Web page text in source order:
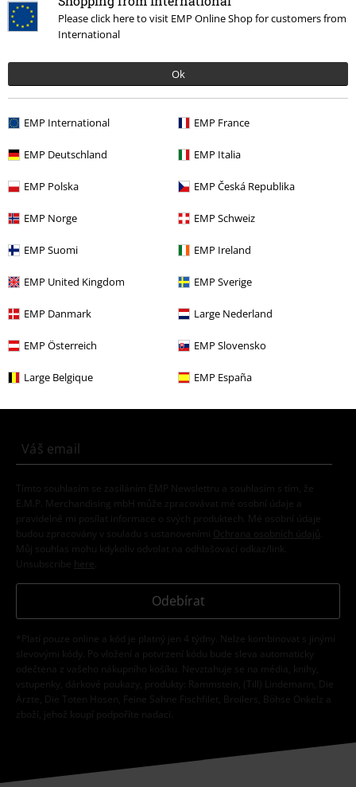
Please click here to visit EMP Online Shop for customers from
International
Ok
EMP International EMP France
EMP Deutschland EMP Italia
EMP Polska EMP Česká Republika
EMP Norge EMP Schweiz
EMP Suomi EMP Ireland
EMP United Kingdom EMP Sverige
EMP Danmark Large Nederland
EMP Österreich EMP Slovensko
Large Belgique EMP España
More categories. More options.
Merch kapel
Výprodej % Média
Merch kapel
Merch kapel Top Bands Immolation
Získejte 20% slevový poukaz, když se přihlásíte
Tímto souhlasím se zasíláním EMP Newslettru a souhlasím s tím, že
E.M.P. Merchandising mbH může zpracovávat mé osobní údaje a
pravidelně mi posílat informace o svých produktech. Mé osobní údaje
budou zpracovány v souladu s ustanoveními
Ochrana osobních údajů
Můj souhlas mohu kdykoliv odvolat na odhlašovací odkaz/link.
Unsubscribe here
Odebírat
*Platí pouze online a kód je platný jen 4 týdny. Nelze kombinovat s jinými
slevovými kódy. Po vložení a potvrzení kódu bude sleva automaticky
odečtena z vašeho nákupního košíku. Nevztahuje se na média, knihy,
vstupenky, dárkové poukazy, produkty: Rammstein, (Till) Lindemann, Die
Ärzte, Die Toten Hosen, Feine Sahne Fischfilet, Broilers, Böhse Onkelz a
zboží, jehož koupí podpoříte nadaci.